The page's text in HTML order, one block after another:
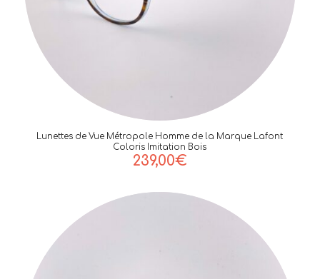
Lunettes de Vue Métropole Homme de la Marque Lafont
Coloris Imitation Bois
239,00€